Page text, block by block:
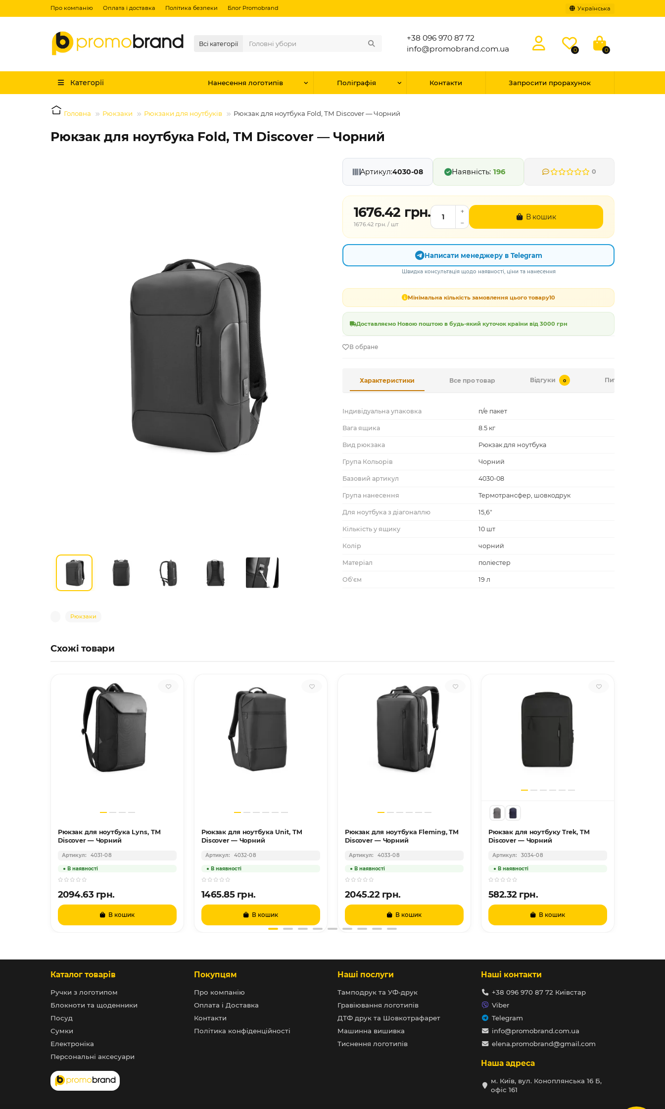
Про компанію Оплата і доставка Політика безпеки Блог Promobrand Українська
Всі категорії
+38 096 970 87 72
info@promobrand.com.ua
0 0
Категорії Нанесення логотипів Поліграфія Контакти Запросити прорахунок
Головна Рюкзаки Рюкзаки для ноутбуків Рюкзак для ноутбука Fold, ТМ Discover — Чорний
Рюкзак для ноутбука Fold, ТМ Discover — Чорний
Артикул:4030-08 196 0
1676.42 грн.
1676.42 грн. / шт
В кошик
Написати менеджеру в Telegram
Швидка консультація щодо наявності, ціни та нанесення
Мінімальна кількість замовлення цього товару10
Доставляємо Новою поштою в будь-який куточок країни від 3000 грн
В обране
Характеристики Все про товар Відгуки 0 Питання-
Індивідуальна упаковка п/е пакет
Вага ящика 8.5 кг
Вид рюкзака Рюкзак для ноутбука
Група Кольорів Чорний
Базовий артикул 4030-08
Група нанесення Термотрансфер, шовкодрук
Для ноутбука з діагоналлю 15,6"
Кількість у ящику 10 шт
Колір чорний
Матеріал поліестер
Об'єм 19 л
Рюкзаки
Схожі товари
Рюкзак для ноутбука Lyns, ТМ
Discover — Чорний
4031-08
2094.63 грн.
В кошик
Рюкзак для ноутбука Unit, ТМ
Discover — Чорний
4032-08
1465.85 грн.
В кошик
Рюкзак для ноутбука Fleming, ТМ
Discover — Чорний
4033-08
2045.22 грн.
В кошик
Рюкзак для ноутбуку Trek, TM
Discover — Чорний
3034-08
582.32 грн.
В кошик
Каталог товарів
Ручки з логотипом
Блокноти та щоденники
Посуд
Сумки
Електроніка
Персональні аксесуари
Покупцям
Про компанію
Оплата і Доставка
Контакти
Політика конфіденційності
Наші послуги
Тамподрук та УФ-друк
Гравіювання логотипів
ДТФ друк та Шовкотрафарет
Машинна вишивка
Тиснення логотипів
Наші контакти
+38 096 970 87 72 Київстар
Viber
Telegram
info@promobrand.com.ua
elena.promobrand@gmail.com
Наша адреса
м. Київ, вул. Коноплянська 16 Б,
офіс 161